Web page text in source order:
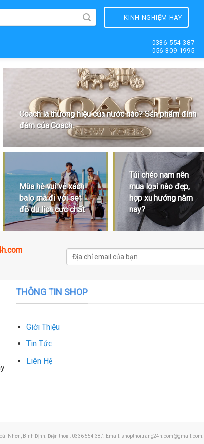
KINH NGHIỆM HAY
0336-554-387
056-309-1995
Coach là thương hiệu của nước nào? Sản phẩm đình
đám của Coach
Mùa hè vui vẻ xách
balo mà đi với set
đồ du lịch cực chất
Túi chéo nam nên
mua loại nào đẹp,
hợp xu hướng năm
nay?
THÔNG TIN SHOP
Giới Thiệu
Tin Tức
Liên Hệ
Nhơn, Bình Định. Điện thoại: 0336 554 387. Email: shopthoitrang24h.com@gmail.com